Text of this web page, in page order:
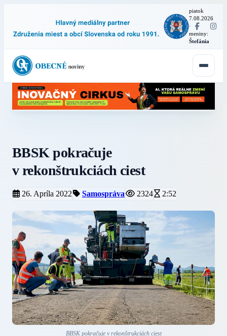
piatok
7.08.2026
·
meniny:
Štefánia
BBSK pokračuje
v rekonštrukciách ciest
26. Apríla 2022 Samospráva 2324 2:52
BBSK pokračuje v rekonštrukciách ciest